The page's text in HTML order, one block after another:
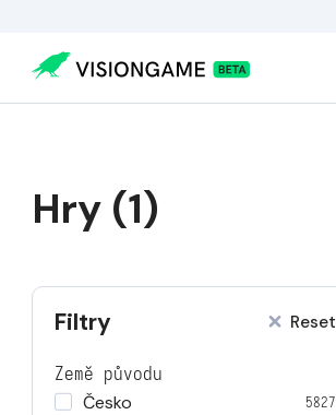
Hry (1)
Filtry Reset
Země původu
Česko
5827